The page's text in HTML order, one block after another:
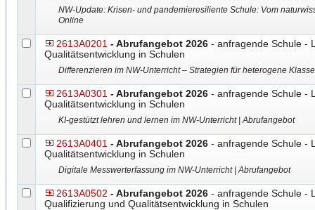
NW-Update: Krisen- und pandemieresiliente Schule: Vom
Online
2613A0201 - Abrufangebot 2026 - anfragende Schule -
Qualitätsentwicklung in Schulen
Differenzieren im NW-Unterricht – Strategien für heterogene
2613A0301 - Abrufangebot 2026 - anfragende Schule -
Qualitätsentwicklung in Schulen
KI-gestützt lehren und lernen im NW-Unterricht | Abrufangebot
2613A0401 - Abrufangebot 2026 - anfragende Schule -
Qualitätsentwicklung in Schulen
Digitale Messwerterfassung im NW-Unterricht | Abrufangebot
2613A0502 - Abrufangebot 2026 - anfragende Schule -
Qualifizierung und Qualitätsentwicklung in Schulen